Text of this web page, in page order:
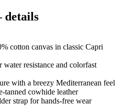
details
cotton canvas in classic Capri
resistance and colorfast
with a breezy Mediterranean feel
tanned cowhide leather
strap for hands-free wear